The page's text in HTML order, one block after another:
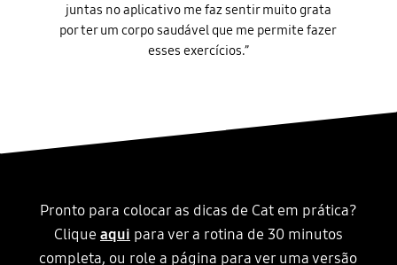
juntas no aplicativo me faz sentir muito grata
por ter um corpo saudável que me permite fazer
esses exercícios.”
Pronto para colocar as dicas de Cat em prática?
Clique aqui para ver a rotina de 30 minutos
completa, ou role a página para ver uma versão